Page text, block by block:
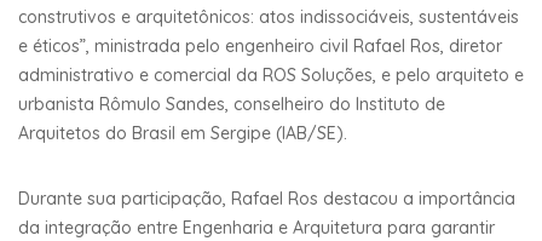
construtivos e arquitetônicos: atos indissociáveis, sustentáveis
e éticos”, ministrada pelo engenheiro civil Rafael Ros, diretor
administrativo e comercial da ROS Soluções, e pelo arquiteto e
urbanista Rômulo Sandes, conselheiro do Instituto de
Arquitetos do Brasil em Sergipe (IAB/SE).
Durante sua participação, Rafael Ros destacou a importância
da integração entre Engenharia e Arquitetura para garantir